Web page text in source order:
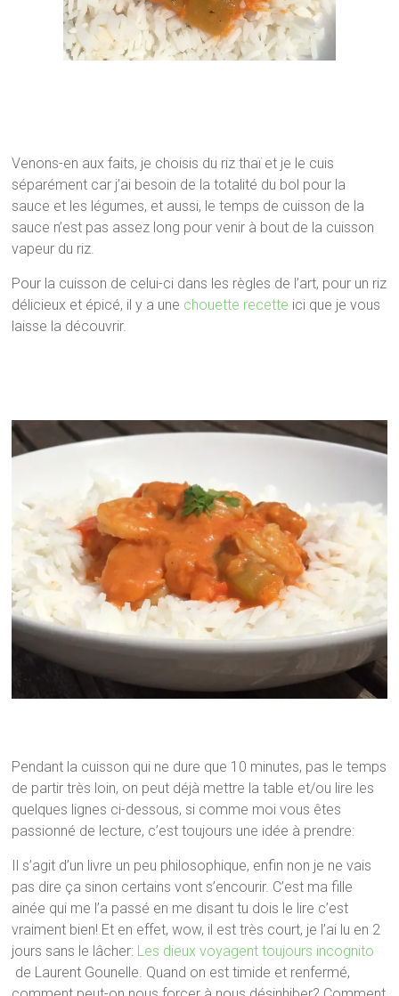
Venons-en aux faits, je choisis du riz thaï et je le cuis
séparément car j’ai besoin de la totalité du bol pour la
sauce et les légumes, et aussi, le temps de cuisson de la
sauce n’est pas assez long pour venir à bout de la cuisson
vapeur du riz.
Pour la cuisson de celui-ci dans les règles de l’art, pour un riz
délicieux et épicé, il y a une chouette recette ici que je vous
laisse la découvrir.
Pendant la cuisson qui ne dure que 10 minutes, pas le temps
de partir très loin, on peut déjà mettre la table et/ou lire les
quelques lignes ci-dessous, si comme moi vous êtes
passionné de lecture, c’est toujours une idée à prendre:
Il s’agit d’un livre un peu philosophique, enfin non je ne vais
pas dire ça sinon certains vont s’encourir. C’est ma fille
ainée qui me l’a passé en me disant tu dois le lire c’est
vraiment bien! Et en effet, wow, il est très court, je l’ai lu en 2
jours sans le lâcher: Les dieux voyagent toujours incognito
de Laurent Gounelle. Quand on est timide et renfermé,